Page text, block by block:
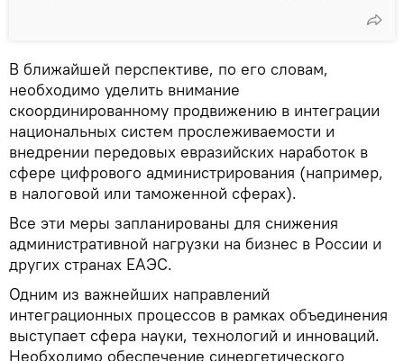
В ближайшей перспективе, по его словам,
необходимо уделить внимание
скоординированному продвижению в интеграции
национальных систем прослеживаемости и
внедрении передовых евразийских наработок в
сфере цифрового администрирования (например,
в налоговой или таможенной сферах).
Все эти меры запланированы для снижения
административной нагрузки на бизнес в России и
других странах ЕАЭС.
Одним из важнейших направлений
интеграционных процессов в рамках объединения
выступает сфера науки, технологий и инноваций.
Необходимо обеспечение синергетического